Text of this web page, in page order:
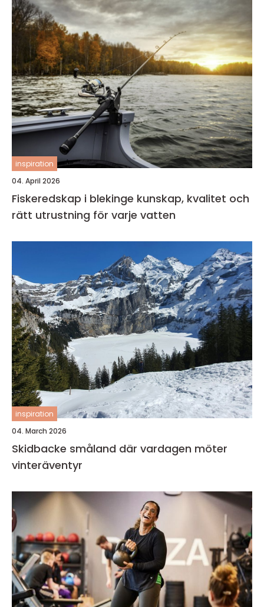
inspiration
04. April 2026
Fiskeredskap i blekinge kunskap, kvalitet och
rätt utrustning för varje vatten
inspiration
04. March 2026
Skidbacke småland där vardagen möter
vinteräventyr